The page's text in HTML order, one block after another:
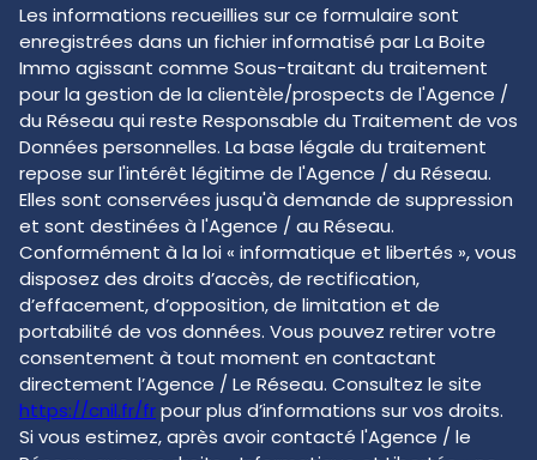
Les informations recueillies sur ce formulaire sont
enregistrées dans un fichier informatisé par La Boite
Immo agissant comme Sous-traitant du traitement
pour la gestion de la clientèle/prospects de l'Agence /
du Réseau qui reste Responsable du Traitement de vos
Données personnelles. La base légale du traitement
repose sur l'intérêt légitime de l'Agence / du Réseau.
Elles sont conservées jusqu'à demande de suppression
et sont destinées à l'Agence / au Réseau.
Conformément à la loi « informatique et libertés », vous
disposez des droits d’accès, de rectification,
d’effacement, d’opposition, de limitation et de
portabilité de vos données. Vous pouvez retirer votre
consentement à tout moment en contactant
directement l’Agence / Le Réseau. Consultez le site
https://cnil.fr/frpour plus d’informations sur vos droits.
Si vous estimez, après avoir contacté l'Agence / le